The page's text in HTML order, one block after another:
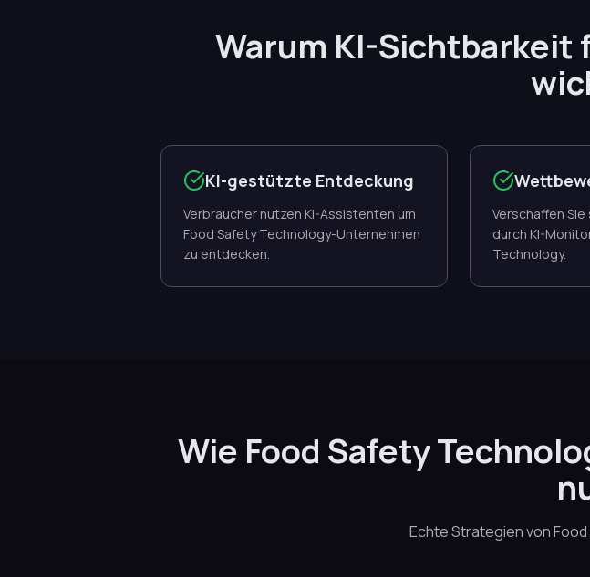
Warum KI-Sichtbarkeit
KI-gestützte Entdeckung
Verbraucher nutzen KI-Assistenten um
Food Safety Technology-Unternehmen
zu entdecken.
Verschaffen
durch KI-
Technology.
Wie Food Safety
Echte Strategien von